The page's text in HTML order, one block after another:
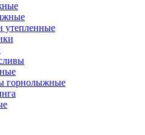
утепленные
горнолыжные